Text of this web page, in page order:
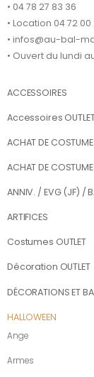
• 04 78 27 83 36
• Location 04 72 00
• infos@au-bal-
• Ouvert du lundi
ACCESSOIRES
Accessoires
ACHAT DE
ACHAT DE
ANNIV. / EVG (JF) /
ARTIFICES
Costumes OUTLET
Décoration OUTLET
DÉCORATIONS ET
HALLOWEEN
Ange
Armes